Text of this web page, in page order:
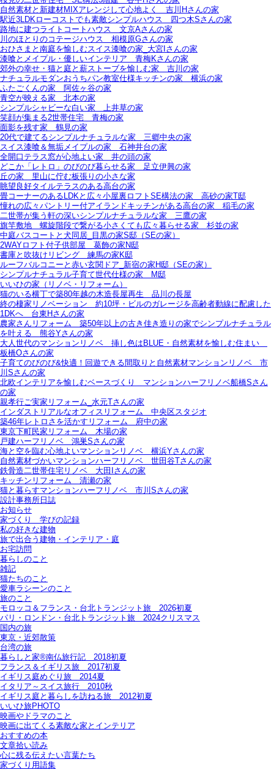
自然素材と新建材MIXアレンジして心地よく＿吉川Hさんの家
駅近3LDKローコストでも素敵シンプルハウス＿四つ木Sさんの家
路地に建つライトコートハウス＿文京Aさんの家
川のほとりのコテージハウス＿相模原Gさんの家
おひさまと南庭を愉しむスイス漆喰の家_大宮Iさんの家
漆喰とメイプル・優しいインテリア＿青梅Kさんの家
郊外の幸せ・猫と庭と薪ストーブを愉しむ家＿吉川の家
ナチュラルモダンおうちパン教室仕様キッチンの家＿横浜の家
ふたごくんの家＿阿佐ヶ谷の家
青空が映える家＿北本の家
シンプルシャビーな白い家＿上井草の家
笑顔が集まる2世帯住宅＿青梅の家
面影を残す家＿鶴見の家
20代で建てるシンプルナチュラルな家＿三郷中央の家
スイス漆喰＆無垢メイプルの家＿石神井台の家
全開口テラス窓が心地よい家＿井の頭の家
どこか「レトロ」のびのび暮らせる家＿足立伊興の家
丘の家＿里山に佇む板張りの小さな家
眺望良好タイルテラスのある高台の家
畳コーナーのあるLDKと広々小屋裏ロフトSE構法の家＿高砂の家T邸
憧れの広々パントリー付アイランドキッチンがある高台の家＿稲毛の家
二世帯が集う軒の深いシンプルナチュラルな家＿三鷹の家
旗竿敷地＿螺旋階段で繋がる小さくても広々暮らせる家＿杉並の家
中庭バスコートと犬同居_目黒の家S邸（SEの家）
2WAYロフト付子供部屋＿葛飾の家N邸
書庫と吹抜けリビング 練馬の家K邸
ルーフバルコニーと赤い玄関ドア_新宿の家H邸（SEの家）
シンプルナチュラル子育て世代仕様の家 M邸
いいひの家（リノベ・リフォーム）
猫のいる横丁で築80年越の木造長屋再生＿品川の長屋
終の棲家リノベーション＿約10坪・ビルのガレージを高齢者動線に配慮した
1DKへ＿台東Hさんの家
農家さんリフォーム＿築50年以上の古き佳き造りの家でシンプルナチュラル
を叶える＿熊谷Yさんの家
大人世代のマンションリノベ＿挿し色はBLUE・自然素材を愉しむ住まい＿
板橋Oさんの家
子育てのびのび&快適！回遊できる間取りと自然素材マンションリノベ＿市
川Sさんの家
北欧インテリアを愉しむベースづくり＿マンションハーフリノベ船橋Sさん
の家
親孝行ご実家リフォーム_水元Tさんの家
インダストリアルなオフィスリフォーム＿中央区スタジオ
築46年レトロさを活かすリフォーム＿府中の家
東京下町民家リフォーム＿木場の家
戸建ハーフリノベ＿鴻巣Sさんの家
海と空を臨む心地よいマンションリノベ＿横浜Yさんの家
自然素材づかいマンションハーフリノベ＿世田谷Tさんの家
鉄骨造二世帯住宅リノベ＿大田Iさんの家
キッチンリフォーム＿清瀬の家
猫と暮らすマンションハーフリノベ＿市川Sさんの家
設計事務所日誌
お知らせ
家づくり 学びの記録
私の好きな建物
旅で出合う建物・インテリア・庭
お宅訪問
暮らしのこと
雑記
猫たちのこと
愛車ラシーンのこと
旅のこと
モロッコ＆フランス・台北トランジット旅＿2026初夏
パリ・ロンドン・台北トランジット旅＿2024クリスマス
国内の旅
東京・近郊散策
台湾の旅
暮らしと家®南仏旅行記＿2018初夏
フランス＆イギリス旅＿2017初夏
イギリス庭めぐり旅＿2014夏
イタリア～スイス旅行 2010秋
イギリス庭と暮らしを訪ねる旅＿2012初夏
いいひ旅PHOTO
映画やドラマのこと
映画に出てくる素敵な家とインテリア
おすすめの本
文章拾い読み
心に残る伝えたい言葉たち
家づくり用語集